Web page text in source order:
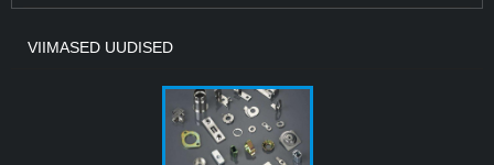
VIIMASED UUDISED